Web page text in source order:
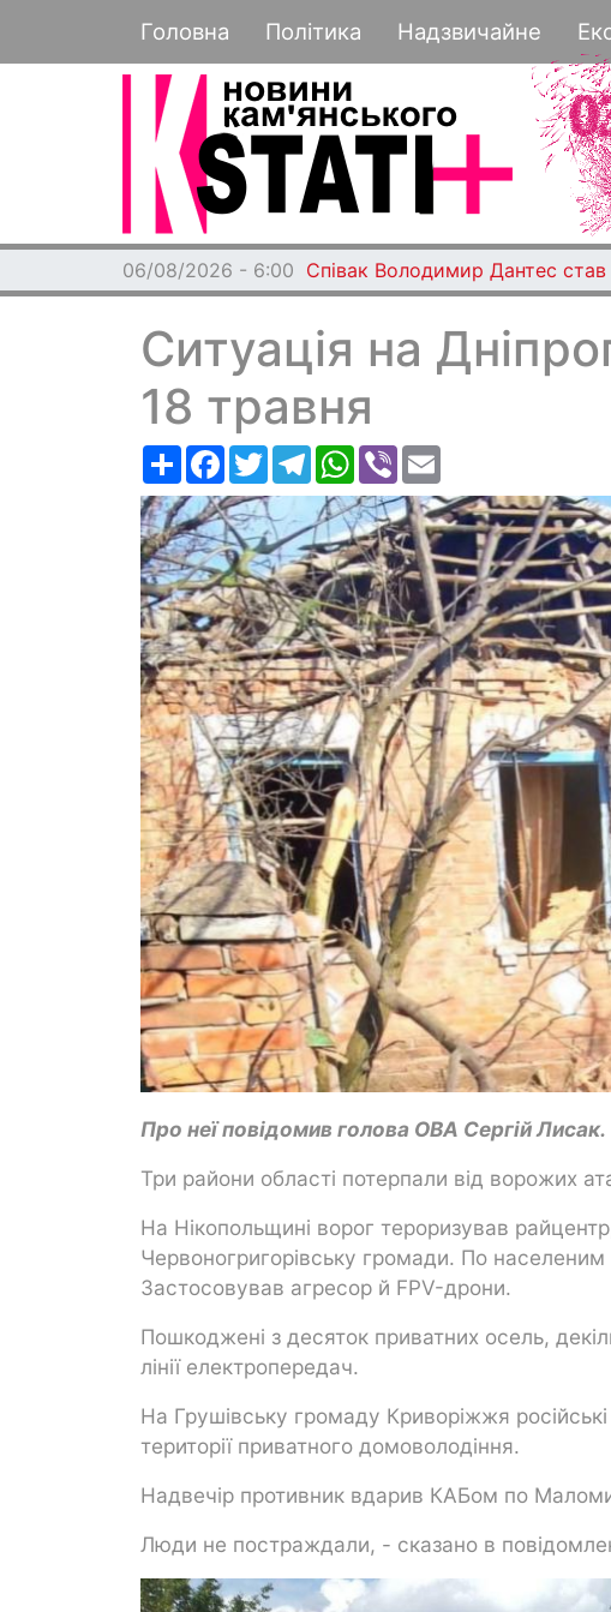
Основная навигация
Головна Політика Надзвичайне
06/08/2026 - 6:00 Співак Володимир Дантес
Ситуація на
18 травня
РесурсFacebook
TwitterTelegramWhatsApp
Viber
Про неї повідомив голова ОВА Сергій Лисак.
Три райони області потерпали від ворожих
На Нікопольщині ворог тероризував
Червоногригорівську громади. По
Застосовував агресор й FPV-дрони.
Пошкоджені з десяток приватних осель,
лінії електропередач.
На Грушівську громаду Криворіжжя
території приватного домоволодіння.
Надвечір противник вдарив КАБом по
Люди не постраждали, - сказано в